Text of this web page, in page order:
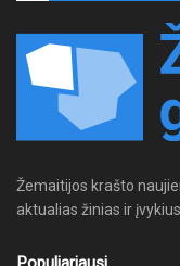
Žemaitijos krašto
aktualias žinias ir